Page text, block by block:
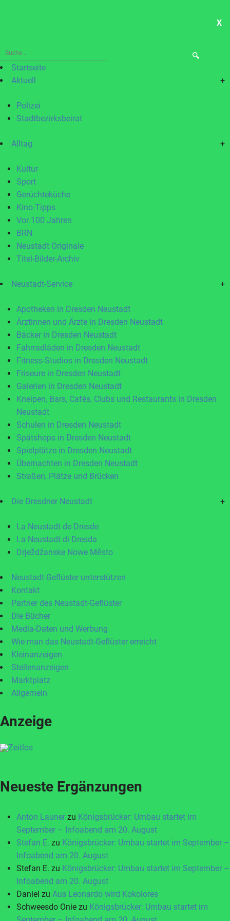
X
Suche
nach:Startseite
Aktuell
+
Polizei
Stadtbezirksbeirat
Alltag +
Kultur
Sport
Gerüchteküche
Kino-Tipps
Vor 100 Jahren
BRN
Neustadt Originale
Titel-Bilder-Archiv
Neustadt-Service +
Apotheken in Dresden Neustadt
Ärztinnen und Ärzte in Dresden Neustadt
Bäcker in Dresden Neustadt
Fahrradläden in Dresden Neustadt
Fitness-Studios in Dresden Neustadt
Friseure in Dresden Neustadt
Galerien in Dresden Neustadt
Kneipen, Bars, Cafés, Clubs und Restaurants in Dresden
Neustadt
Schulen in Dresden Neustadt
Spätshops in Dresden Neustadt
Spielplätze in Dresden Neustadt
Übernachten in Dresden Neustadt
Straßen, Plätze und Brücken
Die Dresdner Neustadt +
La Neustadt de Dresde
La Neustadt di Dresda
Drježdźanske Nowe Město
Neustadt-Geflüster unterstützen
Kontakt
Partner des Neustadt-Geflüster
Die Bücher
Media-Daten und Werbung
Wie man das Neustadt-Geflüster erreicht
Kleinanzeigen
Stellenanzeigen
Marktplatz
Allgemein
Anzeige
Neueste Ergänzungen
Anton Launer zu Königsbrücker: Umbau startet im
September – Infoabend am 20. August
Stefan E. zu Königsbrücker: Umbau startet im September –
Infoabend am 20. August
Stefan E. zu Königsbrücker: Umbau startet im September –
Infoabend am 20. August
Daniel zu Aus Leonardo wird Kokolores
Schweesdo Onie zu Königsbrücker: Umbau startet im